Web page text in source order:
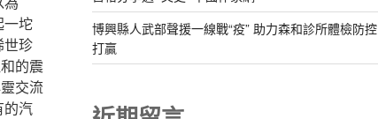
一坨
世珍
的震
交流
的汽
博興縣人武部聲援一線戰“疫” 助力森和診所體檢防控
打贏